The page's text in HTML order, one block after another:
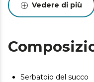
Vedere di più
Serbatoio del succo